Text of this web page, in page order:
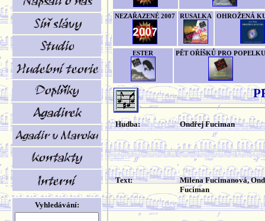
Vyhledávání:
NEZAŘAZENÉ 2007 RUSALKA OHROŽENÁ
ESTER PĚT OŘÍŠKŮ PRO POPELKU
Hudba: Ondřej Fuciman
Text:
Milena Fucimanová,
Fuciman